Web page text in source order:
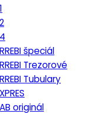
špeciál
Trezorové
Tubulary
originál